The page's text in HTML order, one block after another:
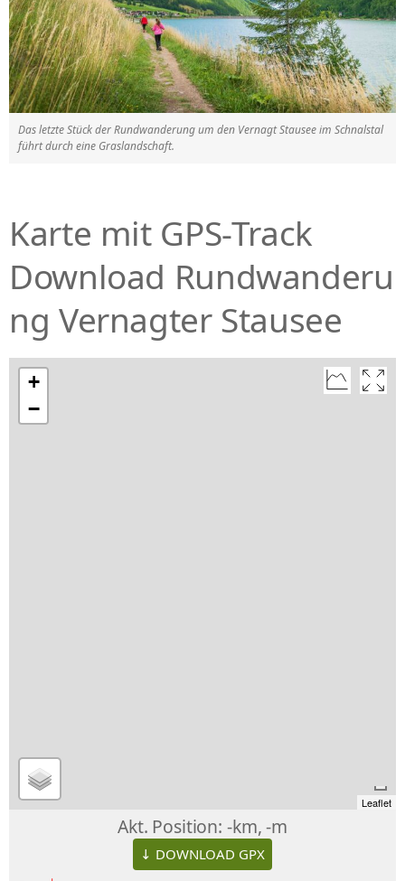
Das letzte Stück der Rundwanderung um den Vernagt Stausee im Schnalstal
führt durch eine Graslandschaft.
Karte mit GPS-Track
Download Rundwanderu
ng Vernagter Stausee
+
−
Leaflet
Akt. Position: -km, -m
↓ DOWNLOAD GPX